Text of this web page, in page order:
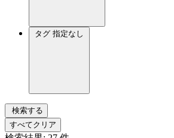
タグ 指定なし
検索する
すべてクリア